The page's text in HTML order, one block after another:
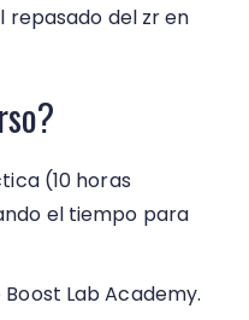
repasado del zr en
(10 horas
el tiempo para
Lab Academy.